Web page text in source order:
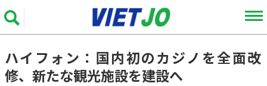
ハイフォン：国内初のカジノを全面改
修、新たな観光施設を建設へ